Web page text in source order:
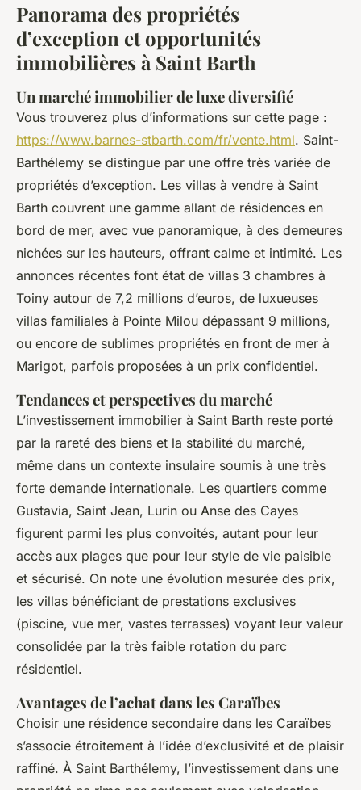
Panorama des propriétés
d’exception et opportunités
immobilières à Saint Barth
Un marché immobilier de luxe diversifié
Vous trouverez plus d’informations sur cette page :
https://www.barnes-stbarth.com/fr/vente.html. Saint-
Barthélemy se distingue par une offre très variée de
propriétés d’exception. Les villas à vendre à Saint
Barth couvrent une gamme allant de résidences en
bord de mer, avec vue panoramique, à des demeures
nichées sur les hauteurs, offrant calme et intimité. Les
annonces récentes font état de villas 3 chambres à
Toiny autour de 7,2 millions d’euros, de luxueuses
villas familiales à Pointe Milou dépassant 9 millions,
ou encore de sublimes propriétés en front de mer à
Marigot, parfois proposées à un prix confidentiel.
Tendances et perspectives du marché
L’investissement immobilier à Saint Barth reste porté
par la rareté des biens et la stabilité du marché,
même dans un contexte insulaire soumis à une très
forte demande internationale. Les quartiers comme
Gustavia, Saint Jean, Lurin ou Anse des Cayes
figurent parmi les plus convoités, autant pour leur
accès aux plages que pour leur style de vie paisible
et sécurisé. On note une évolution mesurée des prix,
les villas bénéficiant de prestations exclusives
(piscine, vue mer, vastes terrasses) voyant leur valeur
consolidée par la très faible rotation du parc
résidentiel.
Avantages de l’achat dans les Caraïbes
Choisir une résidence secondaire dans les Caraïbes
s’associe étroitement à l’idée d’exclusivité et de plaisir
raffiné. À Saint Barthélemy, l’investissement dans une